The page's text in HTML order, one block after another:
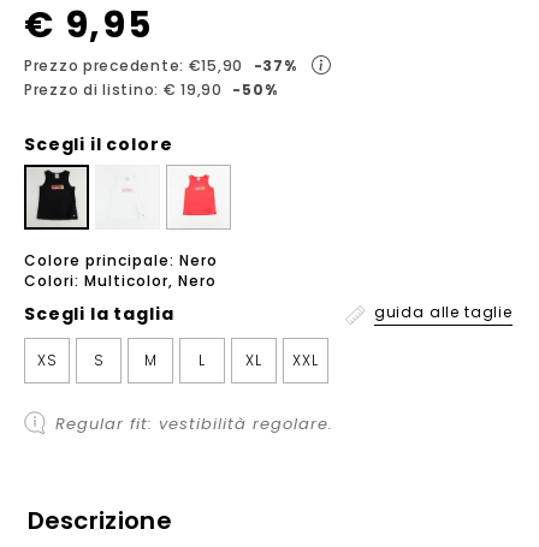
€ 9,95
Prezzo precedente: €15,90
-37%
Prezzo di listino: € 19,90
-50%
Scegli il colore
Colore principale: Nero
Colori: Multicolor, Nero
Scegli la taglia guida alle taglie
XS S M L XL XXL
Regular fit: vestibilità regolare.
Descrizione